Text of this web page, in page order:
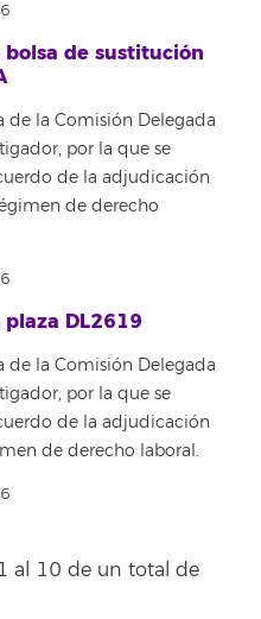
de sustitución
de la Comisión Delegada
por la que se
de la adjudicación
de derecho
DL2619
de la Comisión Delegada
por la que se
de la adjudicación
de derecho laboral.
al 10 de un total de